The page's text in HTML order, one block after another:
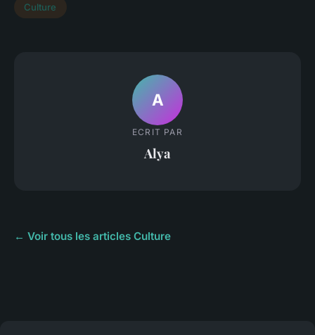
Culture
A
ECRIT PAR
Alya
← Voir tous les articles Culture